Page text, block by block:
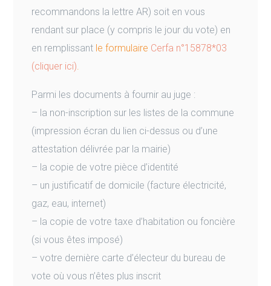
recommandons la lettre AR) soit en vous
rendant sur place (y compris le jour du vote) en
en remplissant le formulaire Cerfa n°15878*03
(cliquer ici)
Parmi les documents à fournir au juge :
– la non-inscription sur les listes de la commune
(impression écran du lien ci-dessus ou d’une
attestation délivrée par la mairie)
– la copie de votre pièce d’identité
– un justificatif de domicile (facture électricité,
gaz, eau, internet)
– la copie de votre taxe d’habitation ou foncière
(si vous êtes imposé)
– votre dernière carte d’électeur du bureau de
vote où vous n’êtes plus inscrit